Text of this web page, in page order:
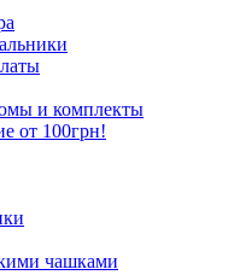
и комплекты
от 100грн!
чашками